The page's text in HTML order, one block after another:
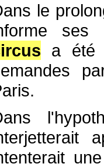
le
ses
a été